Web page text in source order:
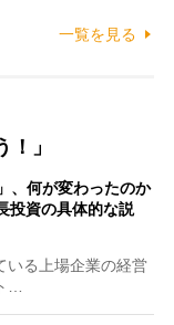
一覧を見る
」
、何が変わったのか
資の具体的な説
る上場企業の経営
…